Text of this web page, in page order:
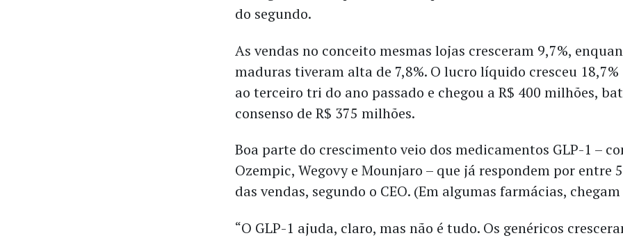
do segundo.
As vendas no conceito mesmas lojas cresceram 9,7%,
maduras tiveram alta de 7,8%. O lucro líquido cresceu 18,7%
ao terceiro tri do ano passado e chegou a R$ 400 milhões,
consenso de R$ 375 milhões.
Boa parte do crescimento veio dos medicamentos GLP-1 –
Ozempic, Wegovy e Mounjaro – que já respondem por entre
das vendas, segundo o CEO. (Em algumas farmácias,
“O GLP-1 ajuda, claro, mas não é tudo. Os genéricos